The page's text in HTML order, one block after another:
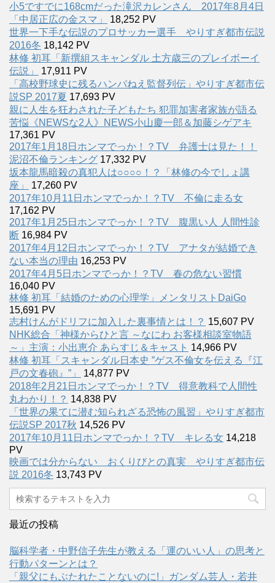
小5ですでに168cmだった滝沢カレンさん 2017年8月4日
「中居正広の金スマ」
18,252 PV
世界一下手な伝説のプロサッカー選手 やりすぎ都市伝説
2016冬 18,142 PV
林修 初耳「新撰組スキャンダル 土方歳三のプレイボーイ
伝説」
17,911 PV
「高校野球史に残るハンパねえ監督列伝」やりすぎ都市伝
説SP 2017夏 17,693 PV
親に人生を狂わされた子どもたち 犯罪加害者家族が語る
苦悩《NEWSな2人》NEWS小山慶一郎＆加藤シゲアキ
17,361 PV
2017年1月18日ホンマでっか！？TV 弁護士は見た！！
泥沼不倫ランキング 17,332 PV
坂本龍馬暗殺の真犯人は○○○○！？「林修の今でしょ講
座」
17,260 PV
2017年10月11日ホンマでっか！？TV 不倫に走る女
17,162 PV
2017年1月25日ホンマでっか！？TV 腹黒い人 人間性診
断 16,984 PV
2017年4月12日ホンマでっか！？TV アナタが結婚でき
ない本当の理由 16,253 PV
2017年4月5日ホンマでっか！？TV 春の危ない習慣
16,040 PV
林修 初耳「結婚のための心理学」メンタリストDaiGo
15,691 PV
志村けんがドリフに加入した裏事情とは！？ 15,607 PV
NHK総合「神様からひと言 ～なにわ お客様相談室物語
～」主演：小出恵介 あらすじ＆キャスト 14,966 PV
林修 初耳「スキャンダル日本史 ”ゲス不倫女を伝える『江
戸の文春砲』”」
14,877 PV
2018年2月21日ホンマでっか！？TV 得意教科で人間性
丸わかり！？ 14,838 PV
「世界の果てに潜む知られざる恐怖の風習」やりすぎ都市
伝説SP 2017秋 14,526 PV
2017年10月11日ホンマでっか！？TV キレる女 14,218
PV
映画では分からない おくりびとの真実 やりすぎ都市伝
説 2016冬 13,743 PV
最近の投稿
脳科学者・中野信子先生が教える「運のいい人」の思考と
行動パターンとは？
「親父にもぶたれたことないのに!」ガンダム芸人・若井